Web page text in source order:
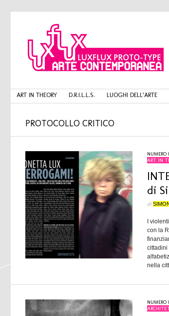
ART IN THEORY D.R.I.L.L.S. LUOGHI DELL’ARTE
PROTOCOLLO CRITICO
NUMERO
ART IN
di
di
I
con la
cittadini
nella
NUMERO